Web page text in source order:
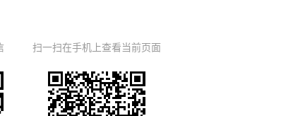
扫一扫在手机上查看当前页面